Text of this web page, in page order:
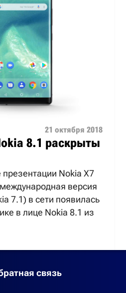
21 октября 2018
8.1 раскрыты
презентации Nokia X7
версия
7.1) в сети появилась
в лице Nokia 8.1 из
связь